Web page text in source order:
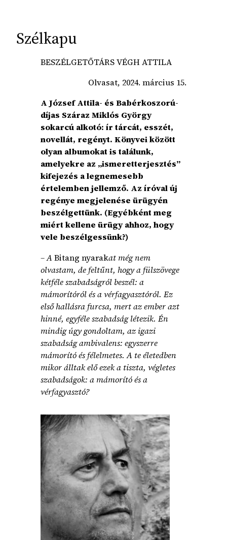
Szélkapu
BESZÉLGETŐTÁRS VÉGH ATTILA
Olvasat, 2024. március 15.
A József Attila- és Babérkoszorú-
díjas Száraz Miklós György
sokarcú alkotó: ír tárcát, esszét,
novellát, regényt. Könyvei között
olyan albumokat is találunk,
amelyekre az „ismeretterjesztés”
kifejezés a legnemesebb
értelemben jellemző. Az íróval új
regénye megjelenése ürügyén
beszélgettünk. (Egyébként meg
miért kellene ürügy ahhoz, hogy
vele beszélgessünk?)
– ABitang nyarakat még nem
olvastam, de feltűnt, hogy a fülszövege
kétféle szabadságról beszél: a
mámorítóról és a vérfagyasztóról. Ez
első hallásra furcsa, mert az ember azt
hinné, egyféle szabadság létezik. Én
mindig úgy gondoltam, az igazi
szabadság ambivalens: egyszerre
mámorító és félelmetes. A te életedben
mikor álltak elő ezek a tiszta, végletes
szabadságok: a mámorító és a
vérfagyasztó?